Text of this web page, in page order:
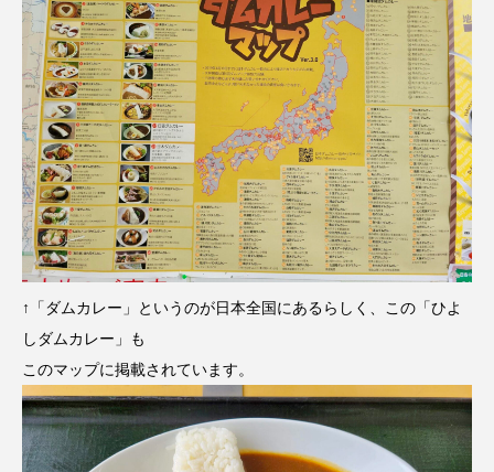
↑「ダムカレー」というのが日本全国にあるらしく、この「ひよ
しダムカレー」も
このマップに掲載されています。